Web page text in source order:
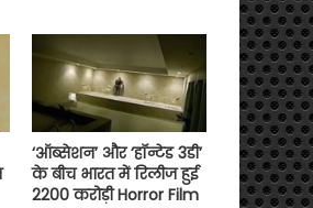
‘ऑब्सेशन’ और ‘हॉन्टेड 3डी’
के बीच भारत में रिलीज हुई
2200 करोड़ी Horror Film